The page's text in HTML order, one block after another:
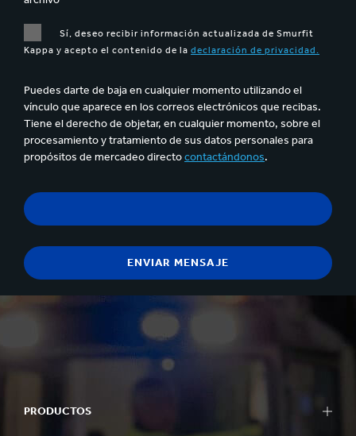
Sí, deseo recibir información actualizada de Smurfit
Kappa y acepto el contenido de la declaración de privacidad.
Puedes darte de baja en cualquier momento utilizando el
vínculo que aparece en los correos electrónicos que recibas.
Tiene el derecho de objetar, en cualquier momento, sobre el
procesamiento y tratamiento de sus datos personales para
propósitos de mercadeo directocontactándonos.
PRODUCTOS